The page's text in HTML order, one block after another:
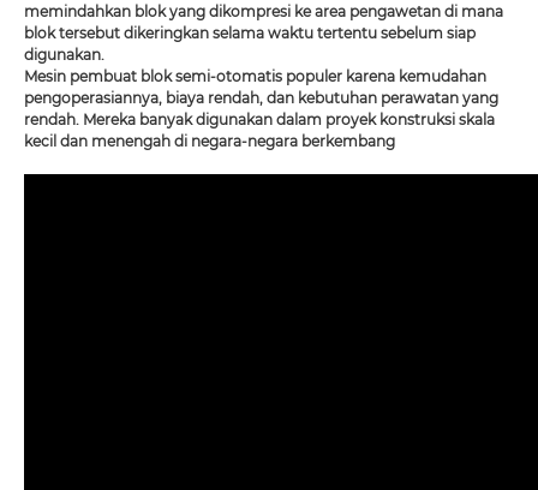
memindahkan blok yang dikompresi ke area pengawetan di mana
blok tersebut dikeringkan selama waktu tertentu sebelum siap
digunakan.
Mesin pembuat blok semi-otomatis populer karena kemudahan
pengoperasiannya, biaya rendah, dan kebutuhan perawatan yang
rendah. Mereka banyak digunakan dalam proyek konstruksi skala
kecil dan menengah di negara-negara berkembang